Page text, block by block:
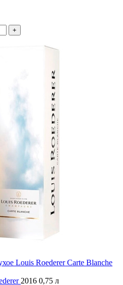
+
Louis Roederer Carte Blanche
2016 0,75 л